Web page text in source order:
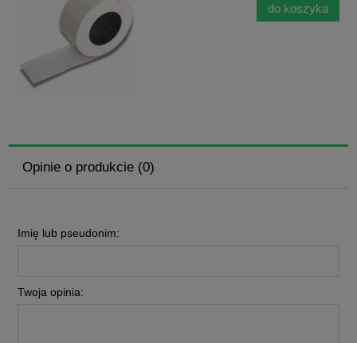
do koszyka
Opinie o produkcie (0)
Imię lub pseudonim:
Twoja opinia: